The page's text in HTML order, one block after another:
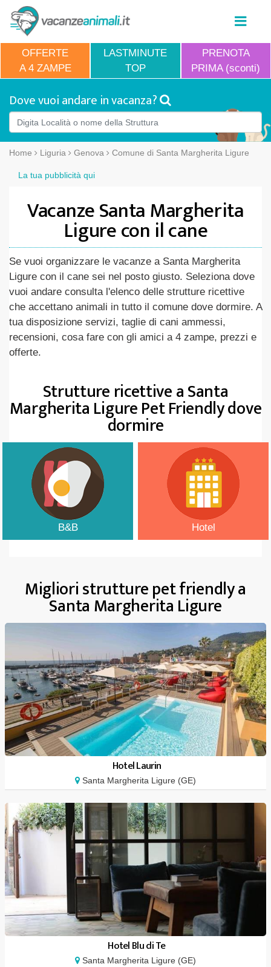
OFFERTE
A 4 ZAMPE
LASTMINUTE
TOP
PRENOTA
PRIMA (sconti)
Dove vuoi andare in vacanza?
Home Liguria Genova Comune di Santa Margherita Ligure
La tua pubblicità qui
Vacanze Santa Margherita
Ligure con il cane
Se vuoi organizzare le vacanze a Santa Margherita
Ligure con il cane sei nel posto giusto. Seleziona dove
vuoi andare consulta l'elenco delle strutture ricettive
che accettano animali in tutto il comune dove dormire. A
tua disposizione servizi, taglie di cani ammessi,
recensioni, cosa fare con gli amici a 4 zampe, prezzi e
offerte.
Strutture ricettive a Santa
Margherita Ligure Pet Friendly dove
dormire
B&B Hotel
Migliori strutture pet friendly a
Santa Margherita Ligure
Hotel Laurin
Santa Margherita Ligure (GE)
Hotel Blu di Te
Santa Margherita Ligure (GE)